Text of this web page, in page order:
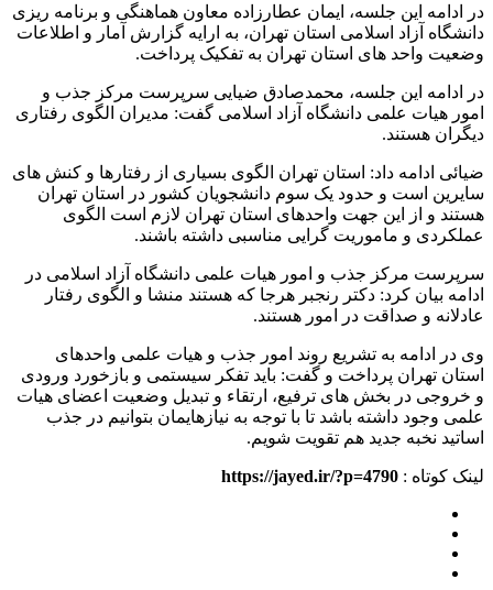
در ادامه این جلسه، ایمان عطارزاده معاون هماهنگی و برنامه ریزی
دانشگاه آزاد اسلامی استان تهران، به ارایه گزارش آمار و اطلاعات
وضعیت واحد های استان تهران به تفکیک پرداخت.
در ادامه این جلسه، محمدصادق ضیایی سرپرست مرکز جذب و
امور هیات علمی دانشگاه آزاد اسلامی گفت: مدیران الگوی رفتاری
دیگران هستند.
ضیائی ادامه داد: استان تهران الگوی بسیاری از رفتارها و کنش های
سایرین است و حدود یک سوم دانشجویان کشور در استان تهران
هستند و از این جهت واحدهای استان تهران لازم است الگوی
عملکردی و ماموریت گرایی مناسبی داشته باشند.
سرپرست مرکز جذب و امور هیات علمی دانشگاه آزاد اسلامی در
ادامه بیان کرد: دکتر رنجبر هرجا که هستند منشا و الگوی رفتار
عادلانه و صداقت در امور هستند.
وی در ادامه به تشریع روند امور جذب و هیات علمی واحدهای
استان تهران پرداخت و گفت: باید تفکر سیستمی و بازخورد ورودی
و خروجی در بخش های ترفیع، ارتقاء و تبدیل وضعیت اعضای هیات
علمی وجود داشته باشد تا با توجه به نیازهایمان بتوانیم در جذب
اساتید نخبه جدید هم تقویت شویم.
لینک کوتاه : https://jayed.ir/?p=4790